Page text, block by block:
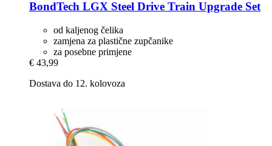
BondTech LGX Steel Drive Train Upgrade Set
od kaljenog čelika
zamjena za plastične zupčanike
za posebne primjene
€ 43,99
Dostava do 12. kolovoza